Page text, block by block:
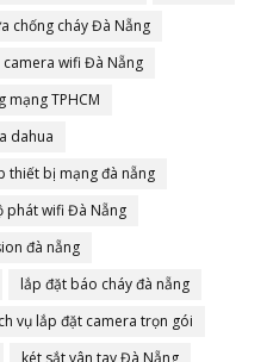
chống cháy Đà Nẵng
camera wifi Đà Nẵng
mạng TPHCM
dahua
thiết bị mạng đà nẵng
phát wifi Đà Nẵng
đà nẵng
lắp đặt báo cháy đà nẵng
vụ lắp đặt camera trọn gói
két sắt vân tay Đà Nẵng